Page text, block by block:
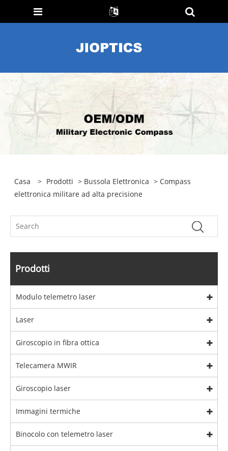
Casa > Prodotti > Bussola Elettronica > Compass
elettronica militare ad alta precisione
Prodotti
Modulo telemetro laser
Laser
Giroscopio in fibra ottica
Telecamera MWIR
Giroscopio laser
Immagini termiche
Binocolo con telemetro laser